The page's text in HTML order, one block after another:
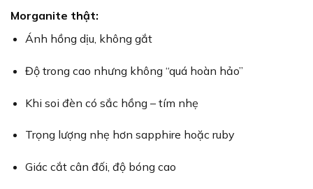
Morganite thật:
Ánh hồng dịu, không gắt
Độ trong cao nhưng không “quá hoàn hảo”
Khi soi đèn có sắc hồng – tím nhẹ
Trọng lượng nhẹ hơn sapphire hoặc ruby
Giác cắt cân đối, độ bóng cao